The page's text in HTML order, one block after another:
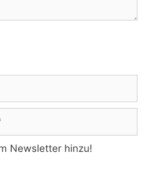
Newsletter hinzu!